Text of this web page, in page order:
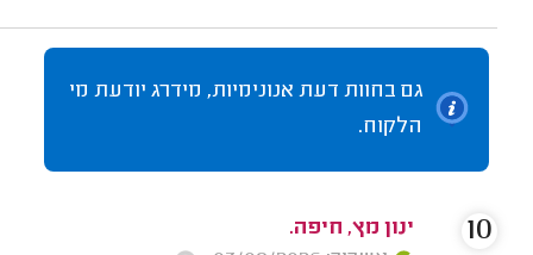
גם בחוות דעת אנונימיות, מידרג יודעת מי
הלקוח.
ינון מץ, חיפה.
10